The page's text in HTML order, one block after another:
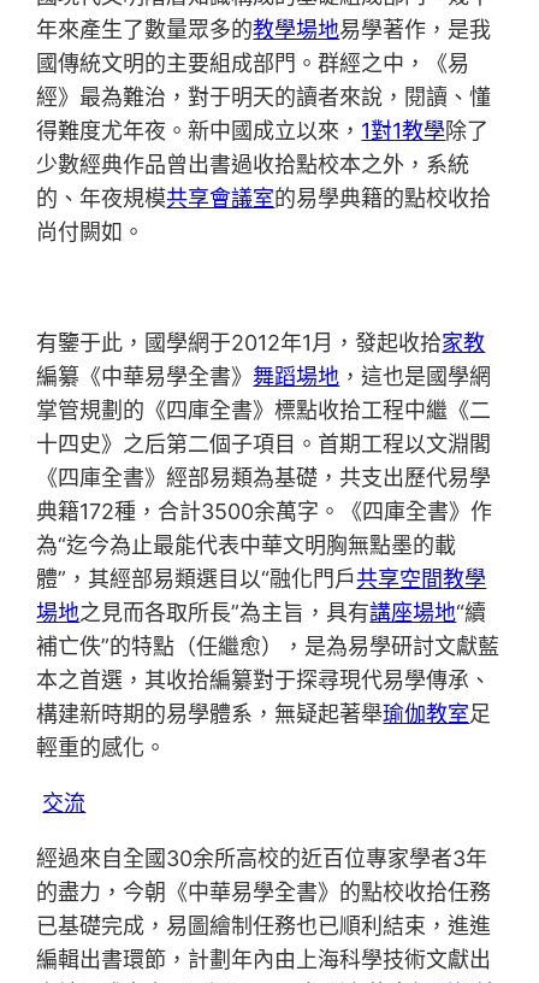
年來產生了數量眾多的教學場地易學著作，是我
國傳統文明的主要組成部門。群經之中，《易
經》最為難治，對于明天的讀者來說，閱讀、懂
得難度尤年夜。新中國成立以來， 1對1教學除了
少數經典作品曾出書過收拾點校本之外，系統
的、年夜規模共享會議室的易學典籍的點校收拾
尚付闕如。
有鑒于此，國學網于2012年1月，發起收拾家教
編纂《中華易學全書》 舞蹈場地 ，這也是國學網
掌管規劃的《四庫全書》標點收拾工程中繼《二
十四史》之后第二個子項目。首期工程以文淵閣
《四庫全書》經部易類為基礎，共支出歷代易學
典籍172種，合計3500余萬字。《四庫全書》作
為“迄今為止最能代表中華文明胸無點墨的載
體”，其經部易類選目以“融化門戶共享空間教學
場地之見而各取所長”為主旨，具有講座場地“續
補亡佚”的特點（任繼愈），是為易學研討文獻藍
本之首選，其收拾編纂對于探尋現代易學傳承、
構建新時期的易學體系，無疑起著舉瑜伽教室足
輕重的感化。
交流
經過來自全國30余所高校的近百位專家學者3年
的盡力，今朝《中華易學全書》的點校收拾任務
已基礎完成，易圖繪制任務也已順利結束，進進
編輯出書環節，計劃年內由上海科學技術文獻出